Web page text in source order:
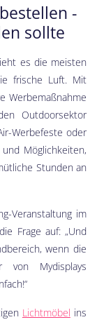
-
sollte
es die meisten
frische Luft. Mit
Werbemaßnahme
Outdoorsektor
Werbefeste oder
Möglichkeiten,
Stunden an
Veranstaltung im
Frage auf: „Und
wenn die
von Mydisplays
Lichtmöbel ins